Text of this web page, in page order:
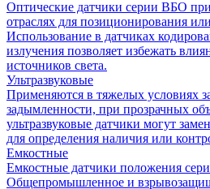
Оптические датчики серии ВБО
отраслях для позиционирования
Использование в датчиках
излучения позволяет избежать
источников света.
Ультразвуковые
Применяются в тяжелых условиях
задымленности, при прозрачных
ультразвуковые датчики могут
для определения наличия или
Емкостные
Емкостные датчики положения
Общепромышленное и